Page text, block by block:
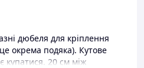
дюбеля для кріплення
окрема подяка). Кутове
купатися. 20 см між